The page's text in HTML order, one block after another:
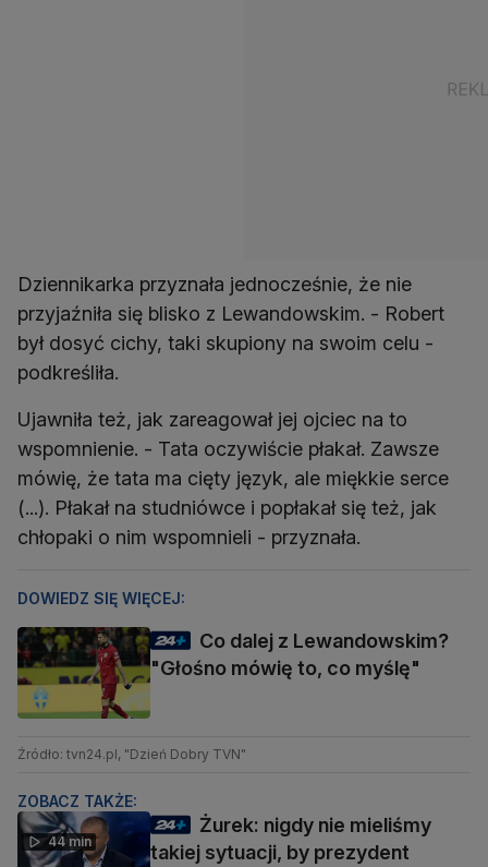
Dziennikarka przyznała jednocześnie, że nie
przyjaźniła się blisko z Lewandowskim. - Robert
był dosyć cichy, taki skupiony na swoim celu -
podkreśliła.
Ujawniła też, jak zareagował jej ojciec na to
wspomnienie. - Tata oczywiście płakał. Zawsze
mówię, że tata ma cięty język, ale miękkie serce
(...). Płakał na studniówce i popłakał się też, jak
chłopaki o nim wspomnieli - przyznała.
DOWIEDZ SIĘ WIĘCEJ:
Co dalej z Lewandowskim?
"Głośno mówię to, co myślę"
Źródło: tvn24.pl, "Dzień Dobry TVN"
ZOBACZ TAKŻE:
44 min
Żurek: nigdy nie mieliśmy
takiej sytuacji, by prezydent